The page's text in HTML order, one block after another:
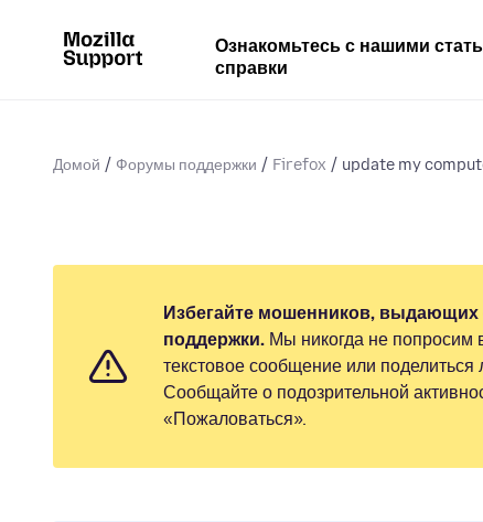
Ознакомьтесь с нашими
справки
Домой Форумы поддержки Firefox update my
Избегайте мошенников, выдающих
поддержки. Мы никогда не попросим
текстовое сообщение или
Сообщайте о подозрительной
«Пожаловаться».